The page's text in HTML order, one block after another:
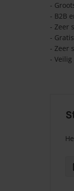
-
- B2B
- Zeer
-
- Zeer
-